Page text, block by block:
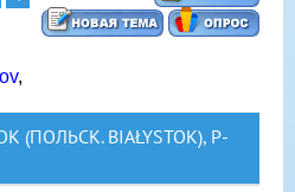
,
BIAŁYSTOK), Р-